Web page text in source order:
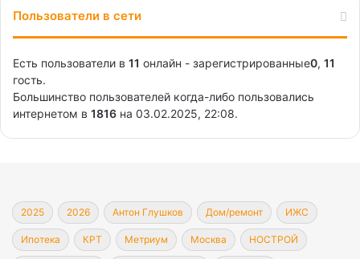
Пользователи в сети
Есть пользователи в 11 онлайн - зарегистрированные0, 11
гость.
Большинство пользователей когда-либо пользовались
интернетом в 1816 на 03.02.2025, 22:08.
2025 2026 Антон Глушков Дом/ремонт ИЖС
Ипотека КРТ Метриум Москва НОСТРОЙ